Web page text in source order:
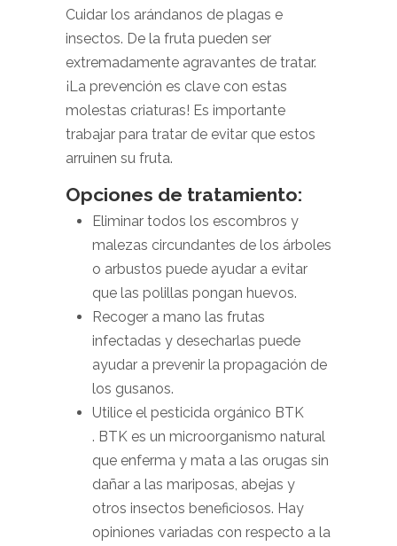
Cuidar los arándanos de plagas e
insectos. De la fruta pueden ser
extremadamente agravantes de tratar.
¡La prevención es clave con estas
molestas criaturas! Es importante
trabajar para tratar de evitar que estos
arruinen su fruta.
Opciones de tratamiento:
Eliminar todos los escombros y
malezas circundantes de los árboles
o arbustos puede ayudar a evitar
que las polillas pongan huevos.
Recoger a mano las frutas
infectadas y desecharlas puede
ayudar a prevenir la propagación de
los gusanos.
Utilice el pesticida orgánico BTK
. BTK es un microorganismo natural
que enferma y mata a las orugas sin
dañar a las mariposas, abejas y
otros insectos beneficiosos. Hay
opiniones variadas con respecto a la